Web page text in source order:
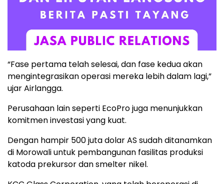
“Fase pertama telah selesai, dan fase kedua akan
mengintegrasikan operasi mereka lebih dalam lagi,”
ujar Airlangga.
Perusahaan lain seperti EcoPro juga menunjukkan
komitmen investasi yang kuat.
Dengan hampir 500 juta dolar AS sudah ditanamkan
di Morowali untuk pembangunan fasilitas produksi
katoda prekursor dan smelter nikel.